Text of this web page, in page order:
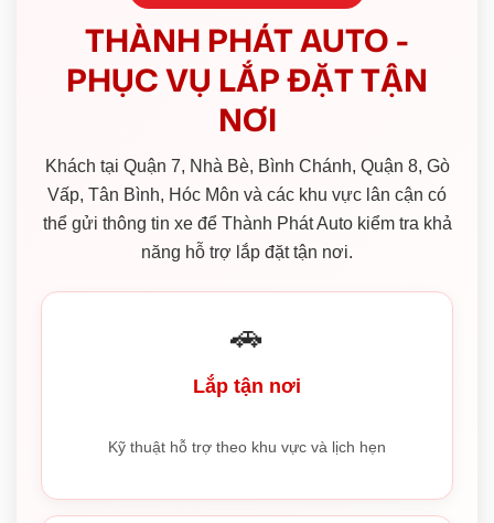
THÀNH PHÁT AUTO -
PHỤC VỤ LẮP ĐẶT TẬN
NƠI
Khách tại Quận 7, Nhà Bè, Bình Chánh, Quận 8, Gò
Vấp, Tân Bình, Hóc Môn và các khu vực lân cận có
thể gửi thông tin xe để Thành Phát Auto kiểm tra khả
năng hỗ trợ lắp đặt tận nơi.
🚗
Lắp tận nơi
Kỹ thuật hỗ trợ theo khu vực và lịch hẹn